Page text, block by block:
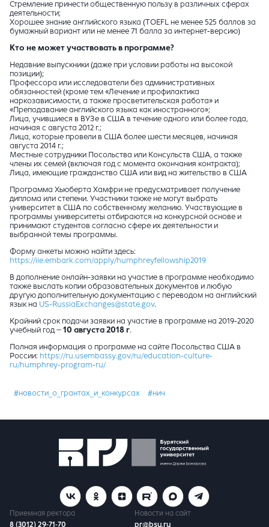
Стремление принести общественную пользу в различных сферах
деятельности;
Хорошее знание английского языка (TOEFL не менее 525 баллов за
бумажный вариант или не менее 71 балла за интернет-версию)
Кто не может участвовать в программе?
Недавние выпускники (даже при условии работы на высокой
позиции);
Профессора или исследователи без административных
обязанностей (кроме тем «Лечение и профилактика
наркозависимости, а также просветительская работа» и
«Преподавание английского языка как иностранного»;
Лица, учившиеся в ВУЗе в США в течение одного или более года,
начиная с августа 2012 г.;
Лица, которые провели в США более шести месяцев, начиная
августа 2014 г.;
Местные сотрудники Посольства или Консульств США, а также
члены их семей (включая год с момента окончания контракта);
Лица, имеющие гражданство США или вид на жительство в США
Программа Хьюберта Хамфри не предусматривает получение
диплома или степени. Участники также не могут выбрать
университет в США по собственному желанию. Участвующие в
программы университеты отбираются на конкурсной основе и
принимают студентов согласно сфере их деятельности и
выбранной темы программы.
Форму анкеты можно найти здесь:
https://iie.embark.com/apply/humphreyfellowship2019
В дополнение онлайн-заявки на участие в программе необходимо
также выслать копии образовательных документов и любую
другую дополнительную документацию с переводом на английский
язык на US-RussiaExchanges@state.gov.
Крайний срок подачи заявки на участие в программе на 2019-2020
учебный год – 10 августа 2018 г.
Полная информация о программе на сайте Посольства США в
России: https://ru.usembassy.gov/ru/education-culture-
ru/humphrey-program-ru/
#новости_о_грантах_и_конкурсах #нич
Приемная ректора
8 (3012) 29-71-70
Новости на сайт
pr@bsu.ru